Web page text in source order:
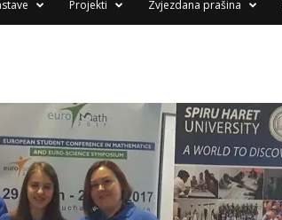
Projekti Zvjezdana prašina